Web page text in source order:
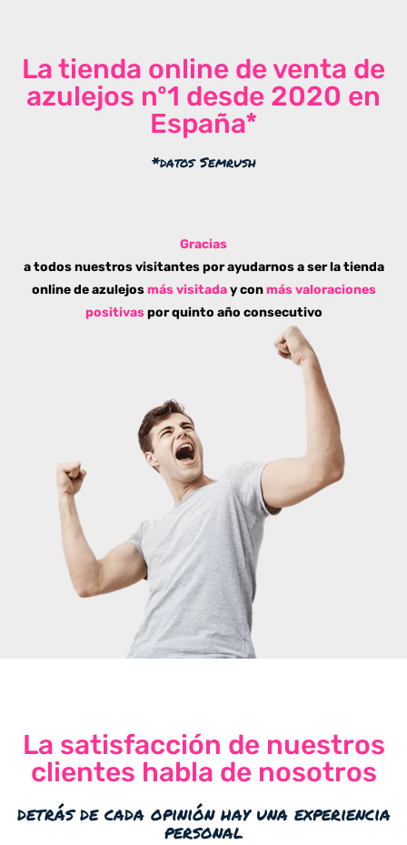
La tienda online de venta de
azulejos nº1 desde 2020 en
España*
*datos Semrush
Gracias
a todos nuestros visitantes por ayudarnos a ser la tienda
online de azulejos más visitaday conmás valoraciones
positivaspor quinto año consecutivo
La satisfacción de nuestros
clientes habla de nosotros
detrás de cada opinión hay una experiencia
personal